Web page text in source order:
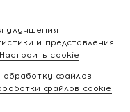
улучшения
и представления
Настроить cookie
обработку файлов
файлов cookie